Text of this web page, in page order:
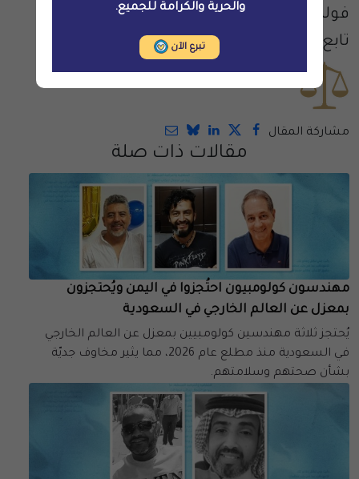
فولهام، لندن
تابع القسط على تويتر:@ALQST_ORG
مشاركة المقال
مقالات ذات صلة
مهندسون كولومبيون احتُجزوا في اليمن ويُحتجزون
بمعزل عن العالم الخارجي في السعودية
يُحتجز ثلاثة مهندسين كولومبيين بمعزل عن العالم الخارجي
في السعودية منذ مطلع عام 2026، مما يثير مخاوف جديّة
بشأن صحتهم وسلامتهم.
والحرية والكرامة للجميع.
تبرع الآن